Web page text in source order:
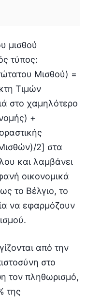
μισθού
τύπος:
Μισθού) =
Τιμών
στο χαμηλότερο
+
2] στα
και λαμβάνει
οικονομικά
το Βέλγιο, το
να εφαρμόζουν
από την
στο
τον πληθωρισμό,
της